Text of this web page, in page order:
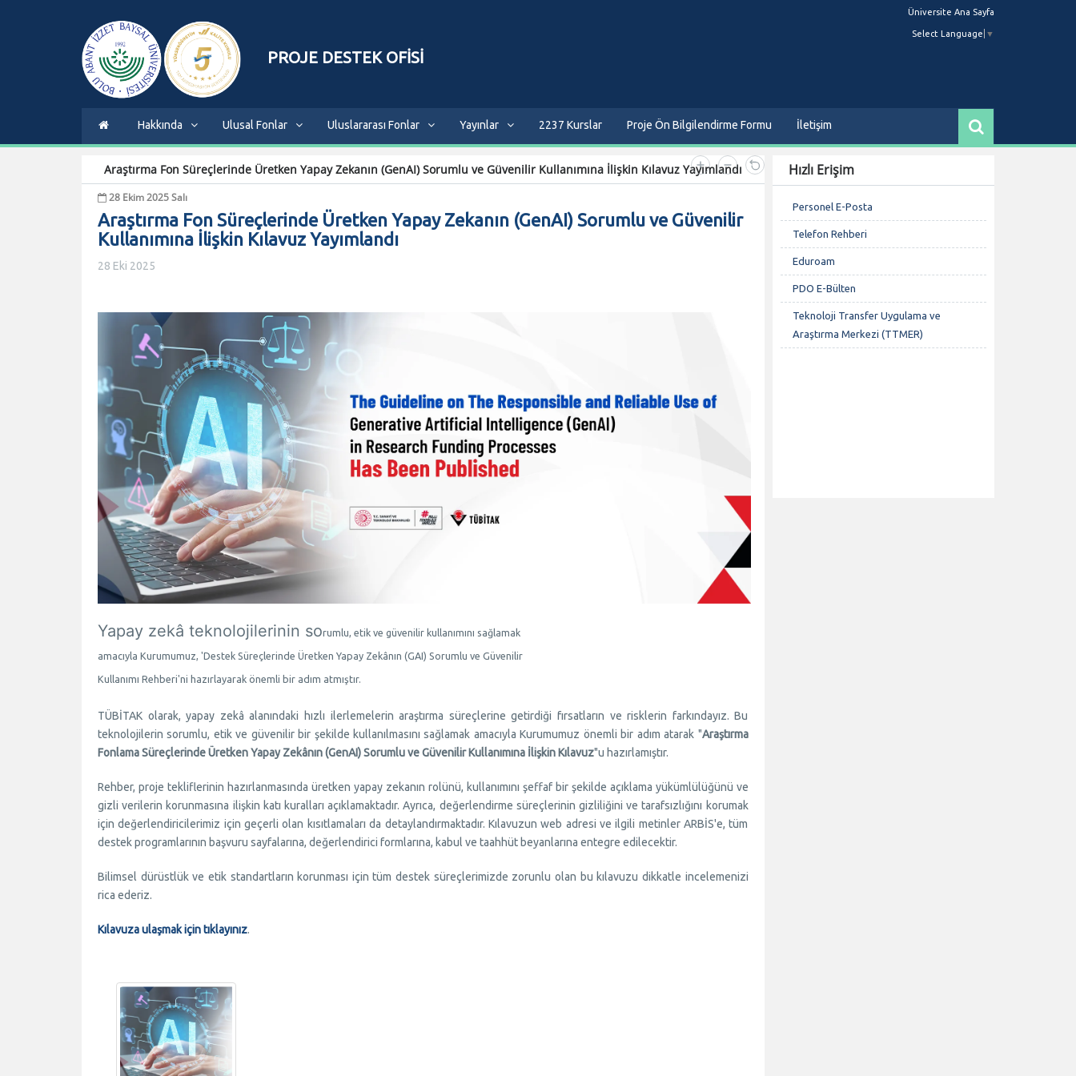
PROJE DESTEK OFİSİ
Üniversite Ana Sayfa
Select Language ▼
Hakkında Ulusal Fonlar Uluslararası Fonlar Yayınlar 2237 Kurslar Proje Ön Bilgilendirme Formu İletişim
Araştırma Fon Süreçlerinde Üretken Yapay Zekanın (GenAI) Sorumlu ve Güvenilir Kullanımına İlişkin Kılavuz Yayımlandı
28 Ekim 2025 Salı
Araştırma Fon Süreçlerinde Üretken Yapay Zekanın (GenAI) Sorumlu ve Güvenilir
Kullanımına İlişkin Kılavuz Yayımlandı
+ - 0
28 Eki 2025
Yapay zekâ teknolojilerinin sorumlu, etik ve güvenilir kullanımını sağlamak
amacıyla Kurumumuz, 'Destek Süreçlerinde Üretken Yapay Zekânın (GAI) Sorumlu ve Güvenilir
Kullanımı Rehberi'ni hazırlayarak önemli bir adım atmıştır.
TÜBİTAK olarak, yapay zekâ alanındaki hızlı ilerlemelerin araştırma süreçlerine getirdiği fırsatların ve risklerin farkındayız. Bu
teknolojilerin sorumlu, etik ve güvenilir bir şekilde kullanılmasını sağlamak amacıyla Kurumumuz önemli bir adım atarak "Araştırma
Fonlama Süreçlerinde Üretken Yapay Zekânın (GenAI) Sorumlu ve Güvenilir Kullanımına İlişkin Kılavuz"u hazırlamıştır.
Rehber, proje tekliflerinin hazırlanmasında üretken yapay zekanın rolünü, kullanımını şeffaf bir şekilde açıklama yükümlülüğünü ve
gizli verilerin korunmasına ilişkin katı kuralları açıklamaktadır. Ayrıca, değerlendirme süreçlerinin gizliliğini ve tarafsızlığını korumak
için değerlendiricilerimiz için geçerli olan kısıtlamaları da detaylandırmaktadır. Kılavuzun web adresi ve ilgili metinler ARBİS'e, tüm
destek programlarının başvuru sayfalarına, değerlendirici formlarına, kabul ve taahhüt beyanlarına entegre edilecektir.
Bilimsel dürüstlük ve etik standartların korunması için tüm destek süreçlerimizde zorunlu olan bu kılavuzu dikkatle incelemenizi
rica ederiz.
Kılavuza ulaşmak için tıklayınız.
Hızlı Erişim
Personel E-Posta
Telefon Rehberi
Eduroam
PDO E-Bülten
Teknoloji Transfer Uygulama ve
Araştırma Merkezi (TTMER)